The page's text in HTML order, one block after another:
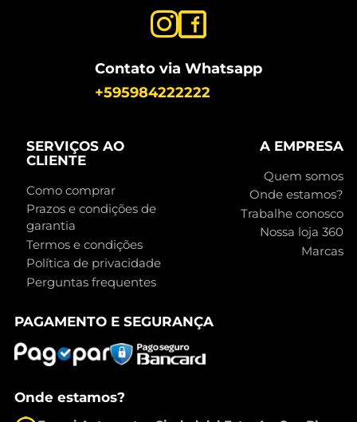
Contato via Whatsapp
+595984222222
SERVIÇOS AO
CLIENTE
Como comprar
Prazos e condições de
garantia
Termos e condições
Política de privacidade
Perguntas frequentes
A EMPRESA
Quem somos
Onde estamos?
Trabalhe conosco
Nossa loja 360
Marcas
PAGAMENTO E SEGURANÇA
Onde estamos?